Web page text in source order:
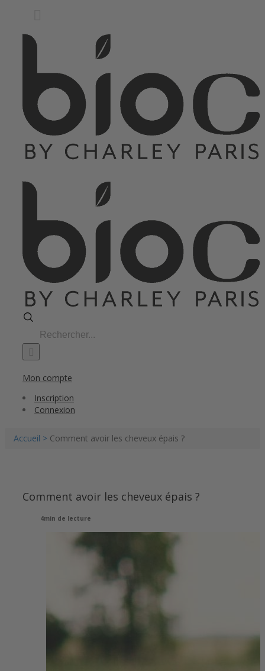
Search
for:
Mon compte
Inscription
Connexion
Accueil > Comment avoir les cheveux épais ?
Comment avoir les cheveux épais ?
4min de lecture